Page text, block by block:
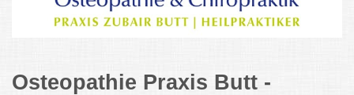
Osteopathie Praxis Butt -